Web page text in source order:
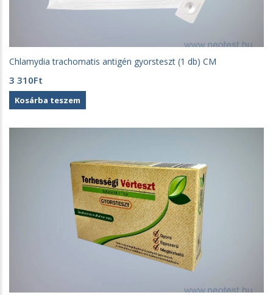
Chlamydia trachomatis antigén gyorsteszt (1 db) CM
3 310Ft
Kosárba teszem